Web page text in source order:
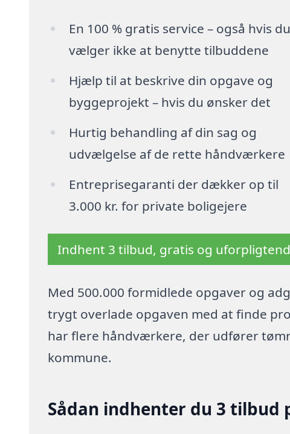
En 100 % gratis service – også hvis du
vælger ikke at benytte tilbuddene
Hjælp til at beskrive din opgave og
byggeprojekt – hvis du ønsker det
Hurtig behandling af din sag og
udvælgelse af de rette håndværkere
Entreprisegaranti der dækker op til
3.000 kr. for private boligejere
Indhent 3 tilbud, gratis og
Med 500.000 formidlede opgaver og
trygt overlade opgaven med at finde
har flere håndværkere, der udfører
kommune.
Sådan indhenter du 3 tilbud